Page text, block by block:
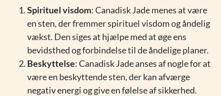
Spirituel visdom: Canadisk Jade menes at være
en sten, der fremmer spirituel visdom og åndelig
vækst. Den siges at hjælpe med at øge ens
bevidsthed og forbindelse til de åndelige planer.
Beskyttelse: Canadisk Jade anses af nogle for at
være en beskyttende sten, der kan afværge
negativ energi og give en følelse af sikkerhed.